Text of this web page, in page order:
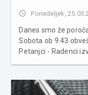
access_time Ponedeljek,
Danes smo že
Sobota ob 9.43
Petanjci - Radenci
oseba umrla. Z